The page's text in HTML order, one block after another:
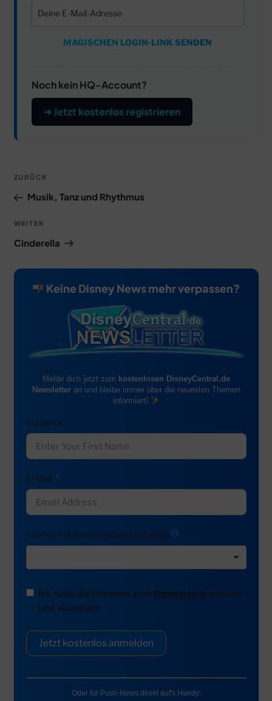
MAGISCHEN LOGIN-LINK SENDEN
Noch kein HQ-Account?
➔ Jetzt kostenlos registrieren
Beitragsnavigation
Vorheriger
Beitrag
ZURÜCK
Musik, Tanz und Rhythmus
Nächster
Beitrag
WEITER
Cinderella
Keine Disney News mehr verpassen?
Melde dich jetzt zum kostenlosen DisneyCentral.de
Newsletteran und bleibe immer über die neuesten Themen
informiert!
Vorname
E-Mail
Ich möchte News-Updates erhalten:
Ich habe die Hinweise zum Datenschutz gelesen
und akzeptiert.
Jetzt kostenlos anmelden
Oder für Push-News direkt auf's Handy: